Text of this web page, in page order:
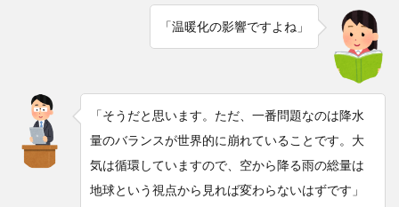
「温暖化の影響ですよね」
「そうだと思います。ただ、一番問題なのは降水
量のバランスが世界的に崩れていることです。大
気は循環していますので、空から降る雨の総量は
地球という視点から見れば変わらないはずです」